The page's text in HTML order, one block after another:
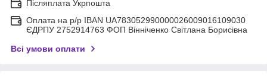
Післяплата Укрпошта
Оплата на р/р IBAN UA783052990000026009016109030
ЄДРПУ 2752914763 ФОП Вінніченко Світлана Борисівна
Всі умови оплати